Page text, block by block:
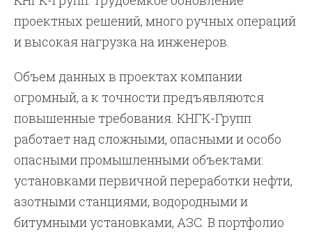
проектных решений, много ручных операций
и высокая нагрузка на инженеров.
Объем данных в проектах компании
огромный, а к точности предъявляются
повышенные требования. КНГК-Групп
работает над сложными, опасными и особо
опасными промышленными объектами:
установками первичной переработки нефти,
азотными станциями, водородными и
битумными установками, АЗС. В портфолио